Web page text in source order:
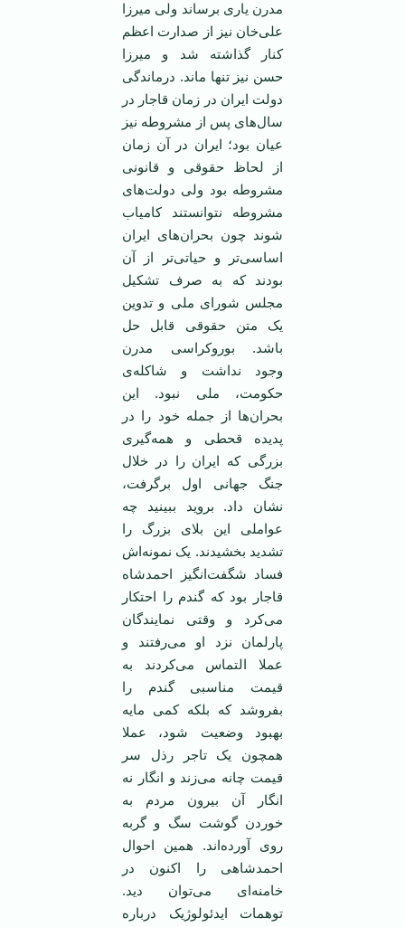
مدرن یاری برساند ولی میرزا
علی‌خان نیز از صدارت اعظم
کنار گذاشته شد و میرزا
حسن نیز تنها ماند. درماندگی
دولت ایران در زمان قاجار در
سال‌های پس از مشروطه نیز
عیان بود؛ ایران در آن زمان
از لحاظ حقوقی و قانونی
مشروطه بود ولی دولت‌های
مشروطه نتوانستند کامیاب
شوند چون بحران‌های ایران
اساسی‌تر و حیاتی‌تر از آن
بودند که به صرف تشکیل
مجلس شورای ملی و تدوین
یک متن حقوقی قابل حل
باشد. بوروکراسی مدرن
وجود نداشت و شاکله‌ی
حکومت، ملی نبود. این
بحران‌ها از جمله خود را در
پدیده قحطی و همه‌گیری
بزرگی که ایران را در خلال
جنگ جهانی اول برگرفت،
نشان داد. بروید ببینید چه
عواملی این بلای بزرگ را
تشدید بخشیدند. یک نمونه‌اش
فساد شگفت‌انگیز احمدشاه
قاجار بود که گندم را احتکار
می‌کرد و وقتی نمایندگان
پارلمان نزد او می‌رفتند و
عملا التماس می‌کردند به
قیمت مناسبی گندم را
بفروشد که بلکه کمی مایه
بهبود وضعیت شود، عملا
همچون یک تاجر رذل سر
قیمت چانه می‌زند و انگار نه
انگار آن بیرون مردم به
خوردن گوشت سگ و گربه
روی آورده‌اند. همین احوال
احمدشاهی را اکنون در
خامنه‌ای می‌توان دید.
توهمات ایدئولوژیک درباره